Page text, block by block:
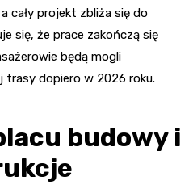
cały projekt zbliża się do
się, że prace zakończą się
będą mogli
trasy dopiero w 2026 roku.
budowy i